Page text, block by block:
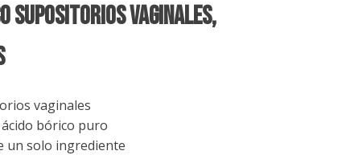
SUPOSITORIOS VAGINALES,
vaginales
bórico puro
un solo ingrediente